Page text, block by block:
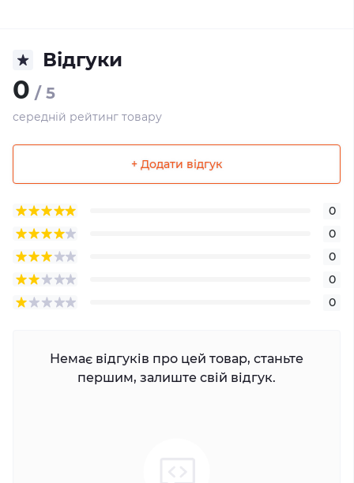
Відгуки
0 / 5
середній рейтинг товару
+ Додати відгук
0
0
0
0
0
Немає відгуків про цей товар, станьте
першим, залиште свій відгук.